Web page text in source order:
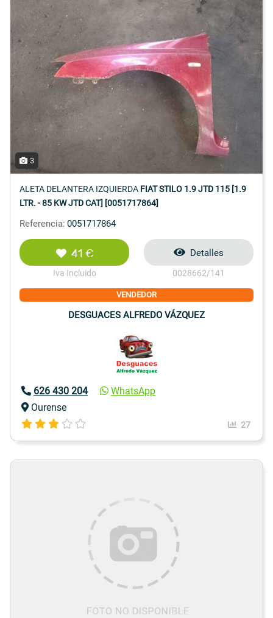
3
ALETA DELANTERA IZQUIERDA FIAT STILO 1.9 JTD 115 [1.9
LTR. - 85 KW JTD CAT] [0051717864]
Referencia: 0051717864
41 €
Iva Incluido
Detalles
0028662/141
VENDEDOR
DESGUACES ALFREDO VÁZQUEZ
626 430 204
WhatsApp
Ourense
27